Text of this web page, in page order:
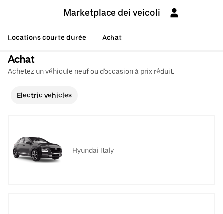
Marketplace dei veicoli
Locations courte durée Achat
Achat
Achetez un véhicule neuf ou d'occasion à prix réduit.
Electric vehicles
Hyundai Italy